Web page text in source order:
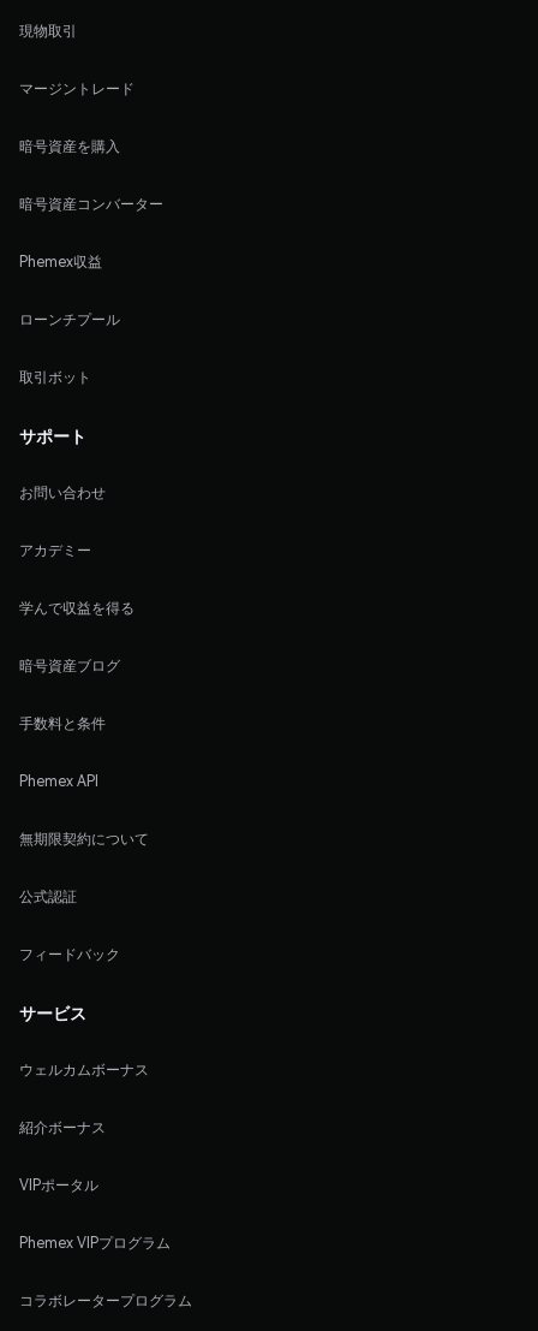
現物取引
マージントレード
暗号資産を購入
暗号資産コンバーター
Phemex収益
ローンチプール
取引ボット
サポート
お問い合わせ
アカデミー
学んで収益を得る
暗号資産ブログ
手数料と条件
Phemex API
無期限契約について
公式認証
フィードバック
サービス
ウェルカムボーナス
紹介ボーナス
VIPポータル
Phemex VIPプログラム
コラボレータープログラム